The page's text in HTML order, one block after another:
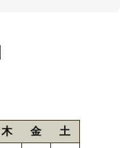
木 金 土